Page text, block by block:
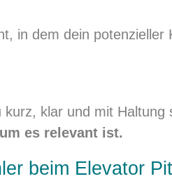
in dem dein potenzieller
klar und mit Haltung
es relevant ist.
beim Elevator